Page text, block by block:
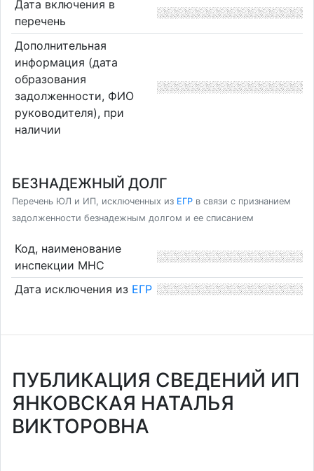
Дата включения в
перечень
Дополнительная
информация (дата
образования
задолженности, ФИО
руководителя), при
наличии
БЕЗНАДЕЖНЫЙ ДОЛГ
Перечень ЮЛ и ИП, исключенных из ЕГР в связи с признанием
задолженности безнадежным долгом и ее списанием
Код, наименование
инспекции МНС
Дата исключения из ЕГР
ПУБЛИКАЦИЯ СВЕДЕНИЙ ИП
ЯНКОВСКАЯ НАТАЛЬЯ
ВИКТОРОВНА